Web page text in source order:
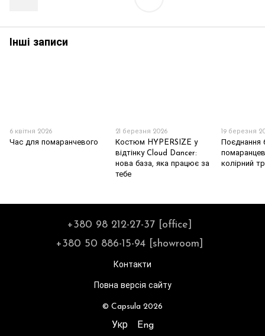
Інші записи
6 квітня 2026
Час для помаранчевого
21 березня 2026
Костюм HYPERSIZE у
відтінку Cloud Dancer:
нова база, яка працює за
тебе
19 березня
Поєднання
колірний
+380 98 212-27-37 [office]
+380 50 886-15-94 [showroom]
Контакти
Повна версія сайту
© Capsula 2026
Укр Eng